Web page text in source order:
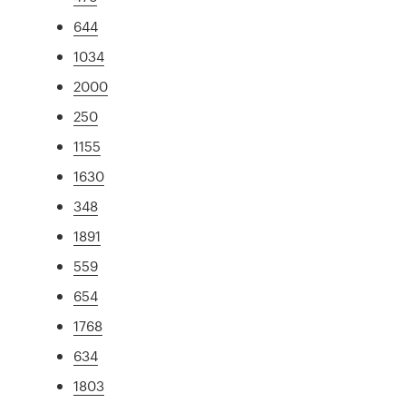
644
1034
2000
250
1155
1630
348
1891
559
654
1768
634
1803